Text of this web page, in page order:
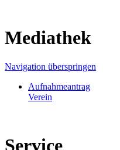
Mediathek
Navigation überspringen
Aufnahmeantrag
Verein
Service